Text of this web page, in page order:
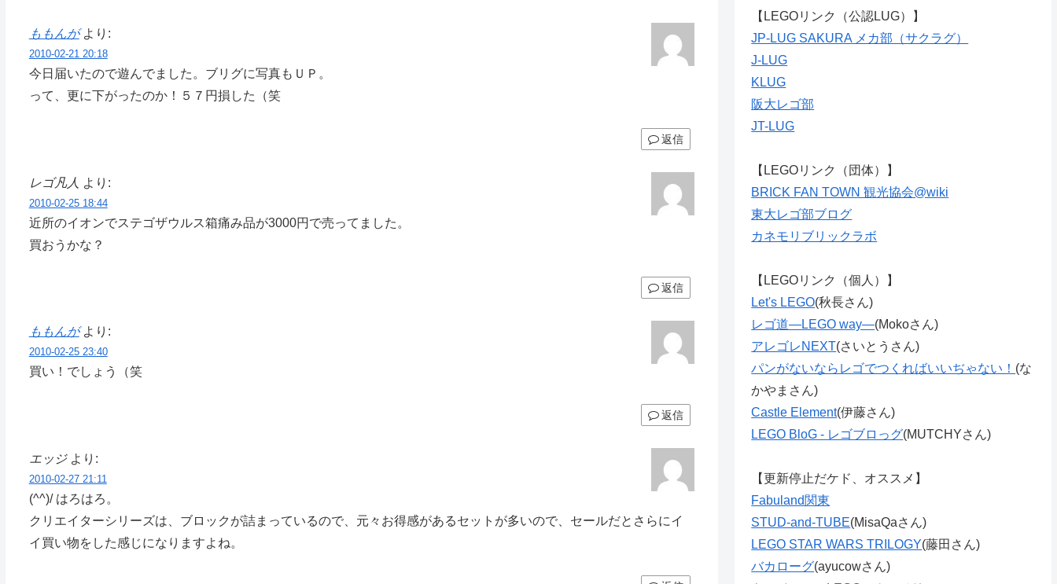
ももんが より:
2010-02-21 20:18
今日届いたので遊んでました。ブリグに写真もＵＰ。
って、更に下がったのか！５７円損した（笑
返信
レゴ凡人 より:
2010-02-25 18:44
近所のイオンでステゴザウルス箱痛み品が3000円で売ってました。
買おうかな？
返信
ももんが より:
2010-02-25 23:40
買い！でしょう（笑
返信
エッジ より:
2010-02-27 21:11
(^^)/ はろはろ。
クリエイターシリーズは、ブロックが詰まっているので、元々お得感があるセットが多いので、セールだとさらにイ
イ買い物をした感じになりますよね。
【LEGOリンク（公認LUG）】
JP-LUG SAKURA メカ部（サクラグ）
J-LUG
KLUG
阪大レゴ部
JT-LUG
【LEGOリンク（団体）】
BRICK FAN TOWN 観光協会@wiki
東大レゴ部ブログ
カネモリブリックラボ
【LEGOリンク（個人）】
Let's LEGO(秋長さん)
レゴ道―LEGO way―(Mokoさん)
アレゴレNEXT(さいとうさん)
パンがないならレゴでつくればいいぢゃない！ (な
かやまさん)
Castle Element(伊藤さん)
LEGO BloG - レゴブロっグ(MUTCHYさん)
【更新停止だケド、オススメ】
Fabuland関東
STUD-and-TUBE(MisaQaさん)
LEGO STAR WARS TRILOGY(藤田さん)
バカローグ(ayucowさん)